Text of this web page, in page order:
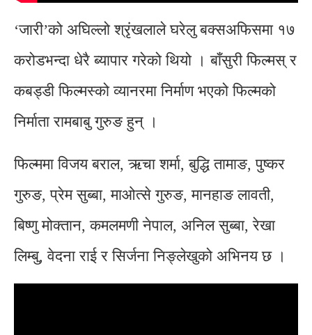
‘जारी’को अघिल्लो श्रृंखलाले घरेलु बक्सअफिसमा १७
करोडभन्दा धेरै ब्यापार गरेको थियो । बाँसुरी फिल्मस् र
कबड्डी फिल्मस्को व्यानरमा निर्माण भएको फिल्मको
निर्माता रामबाबु गुरुङ हुन् ।
फिल्ममा विजय बराल, ऋचा शर्मा, बुद्धि तामाङ, पुष्कर
गुरुङ, प्रेम सुब्बा, माओत्से गुरुङ, मानहाङ लावती,
बिष्णु मोक्तान, कमलमणी नेपाल, अनिल सुब्बा, रेखा
लिम्बु, वेदना राई र सिर्जना निङ्लेखुको अभिनय छ ।